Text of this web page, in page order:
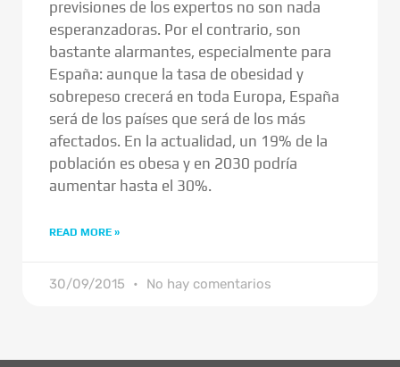
previsiones de los expertos no son nada
esperanzadoras. Por el contrario, son
bastante alarmantes, especialmente para
España: aunque la tasa de obesidad y
sobrepeso crecerá en toda Europa, España
será de los países que será de los más
afectados. En la actualidad, un 19% de la
población es obesa y en 2030 podría
aumentar hasta el 30%.
READ MORE »
30/09/2015 No hay comentarios